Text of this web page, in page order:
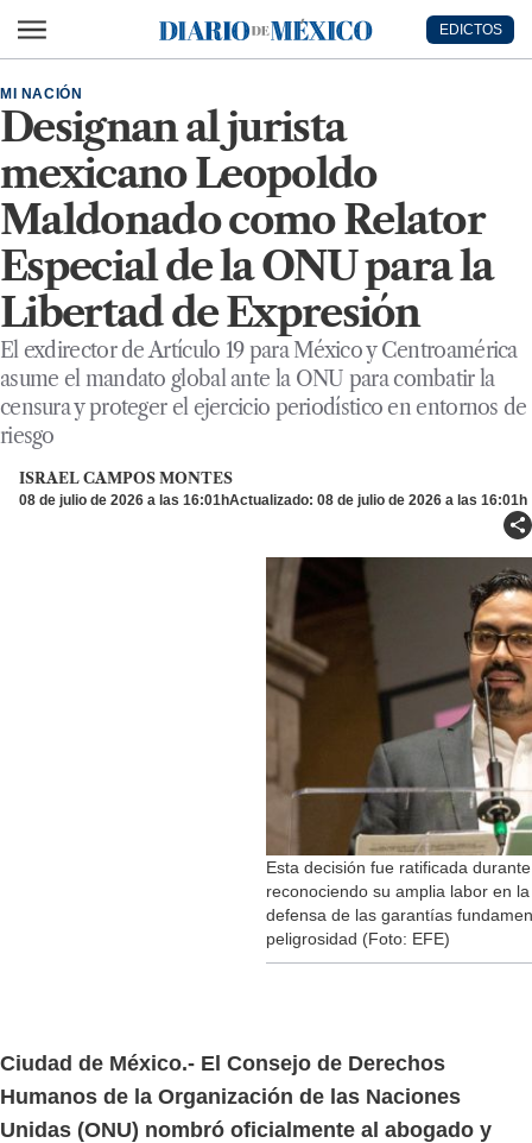
Diario de México
EDICTOS
Designan al jurista
mexicano Leopoldo
Maldonado como Relator
Especial de la ONU para la
Libertad de Expresión
MI NACIÓN
El exdirector de Artículo 19 para México y Centroamérica
asume el mandato global ante la ONU para combatir la
censura y proteger el ejercicio periodístico en entornos de
riesgo
ISRAEL CAMPOS MONTES
08 de julio de 2026 a las 16:01hActualizado: 08 de julio de 2026 a las 16:01h
Esta decisión fue ratificada
reconociendo su amplia labor en
defensa de las garantías
peligrosidad (Foto: EFE)
Ciudad de México.- El Consejo de Derechos
Humanos de la Organización de las Naciones
Unidas (ONU) nombró oficialmente al abogado y